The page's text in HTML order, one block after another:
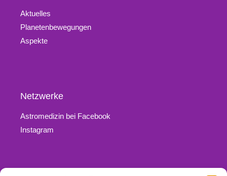
Aktuelles
Planetenbewegungen
Aspekte
Netzwerke
Astromedizin bei Facebook
Instagram